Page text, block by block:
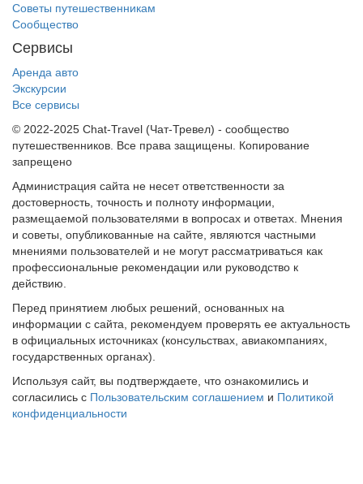
Советы путешественникам
Сообщество
Сервисы
Аренда авто
Экскурсии
Все сервисы
© 2022-2025 Chat-Travel (Чат-Тревел) - сообщество
путешественников. Все права защищены. Копирование
запрещено
Администрация сайта не несет ответственности за
достоверность, точность и полноту информации,
размещаемой пользователями в вопросах и ответах. Мнения
и советы, опубликованные на сайте, являются частными
мнениями пользователей и не могут рассматриваться как
профессиональные рекомендации или руководство к
действию.
Перед принятием любых решений, основанных на
информации с сайта, рекомендуем проверять ее актуальность
в официальных источниках (консульствах, авиакомпаниях,
государственных органах).
Используя сайт, вы подтверждаете, что ознакомились и
согласились с Пользовательским соглашением и Политикой
конфиденциальности